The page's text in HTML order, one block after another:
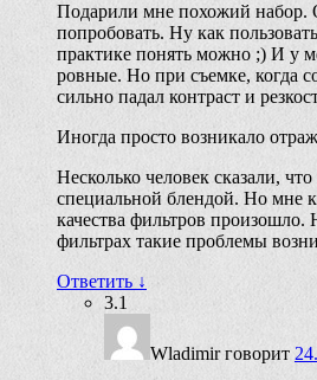
Подарили мне похожий набор.
попробовать. Ну как
практике понять можно ;) И у
ровные. Но при съемке, когда
сильно падал контраст и
Иногда просто возникало
Несколько человек сказали,
специальной блендой. Но мне
качества фильтров произошло.
фильтрах такие проблемы
Ответить ↓
3.1
Wladimir говорит